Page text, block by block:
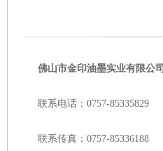
佛山市金印油墨实业有限公司
联系电话：0757-85335829
联系传真：0757-85336188